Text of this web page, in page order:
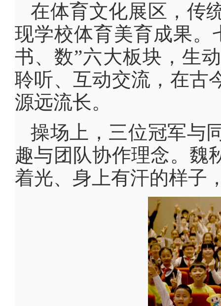
在体育文化展区，传
现学校体育美育成果。
书、数”六大板块，生
聆听、互动交流，在古
源远流长。
操场上，三位冠军与
趣与团队协作理念。魏
着光、身上有汗的样子